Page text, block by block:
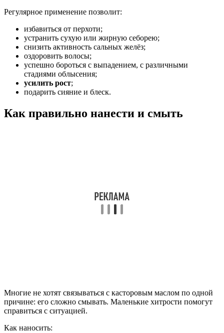
Регулярное применение позволит:
избавиться от перхоти;
устранить сухую или жирную себорею;
снизить активность сальных желёз;
оздоровить волосы;
успешно бороться с выпадением, с различными
стадиями облысения;
усилить рост;
подарить сияние и блеск.
Как правильно нанести и смыть
Многие не хотят связываться с касторовым маслом по одной
причине: его сложно смывать. Маленькие хитрости помогут
справиться с ситуацией.
Как наносить: